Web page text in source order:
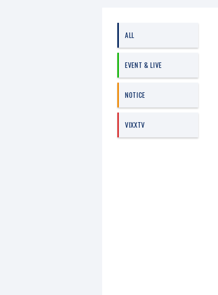
ALL
EVENT & LIVE
NOTICE
VIXXTV